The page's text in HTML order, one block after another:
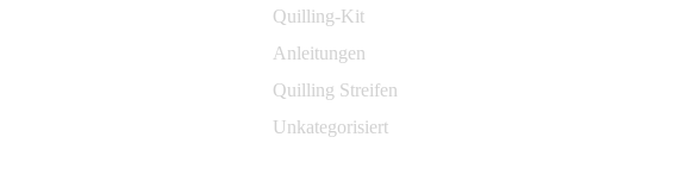
Quilling-Kit
Anleitungen
Quilling Streifen
Unkategorisiert